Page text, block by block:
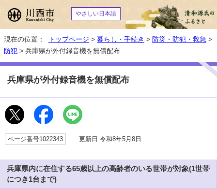
やさしい日本語
現在の位置： トップページ > 暮らし・手続き > 防災・防犯・救急 >
防犯 > 兵庫県が外付録音機を無償配布
兵庫県が外付録音機を無償配布
ページ番号1022343 更新日 令和8年5月8日
兵庫県内に在住する65歳以上の高齢者のいる世帯が対象(1世帯
につき1台まで)